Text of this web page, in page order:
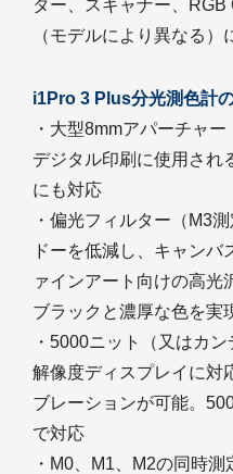
ター、スキャナー、
（モデルにより異なる）
i1Pro 3 Plus分光測色計
・大型8mmアパーチャ
デジタル印刷に使用され
にも対応
・偏光フィルター（M3
ドーを低減し、キャンバ
ァインアート向けの高光
ブラックと濃厚な色を実
・5000ニット（又はカ
解像度ディスプレイに対
ブレーションが可能。
で対応
・M0、M1、M2の同時